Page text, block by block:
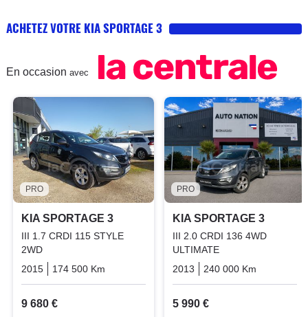
ACHETEZ VOTRE KIA SPORTAGE 3
En occasion avec
PRO
KIA SPORTAGE 3
III 1.7 CRDI 115 STYLE
2WD
2015
174 500 Km Diesel
9 680 €
PRO
KIA SPORTAGE 3
III 2.0 CRDI 136 4WD
ULTIMATE
2013
240 000 Km
5 990 €